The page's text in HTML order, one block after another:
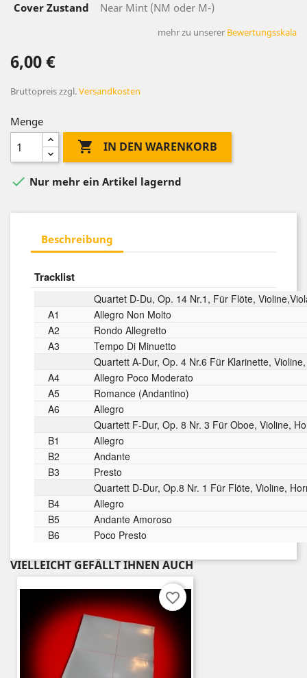
Cover Zustand
Near Mint (NM oder M-)
mehr zu unserer Bewertungsskala
6,00 €
Bruttopreiszzgl.Versandkosten
Menge
 IN DEN WARENKORB
 Nur mehr ein Artikel lagernd
Beschreibung
Tracklist
Quartet D-Du, Op. 14 Nr.1, Für Flöte,
A1
Allegro Non Molto
A2
Rondo Allegretto
A3
Tempo Di Minuetto
Quartett A-Dur, Op. 4 Nr.6 Für Klarinette,
A4
Allegro Poco Moderato
A5
Romance (Andantino)
A6
Allegro
Quartett F-Dur, Op. 8 Nr. 3 Für Oboe, Violine,
B1
Allegro
B2
Andante
B3
Presto
Quartett D-Dur, Op.8 Nr. 1 Für Flöte, Violine,
B4
Allegro
B5
Andante Amoroso
B6
Poco Presto
VIELLEICHT GEFÄLLT IHNEN AUCH
favorite_border